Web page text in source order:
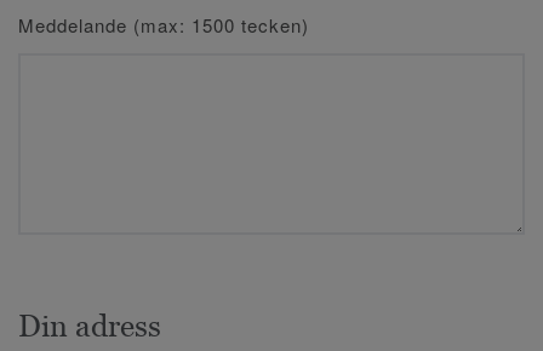
Meddelande (max: 1500 tecken)
Din adress